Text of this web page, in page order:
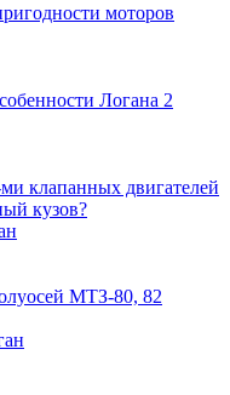
моторов
Логана 2
клапанных двигателей
кузов?
МТЗ-80, 82